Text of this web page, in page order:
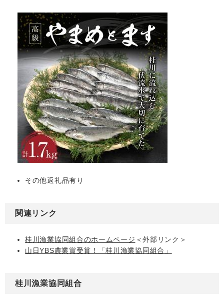
その他返礼品有り
関連リンク
桂川漁業協同組合のホームページ ＜外部リンク＞
山日YBS農業賞受賞！「桂川漁業協同組合」
桂川漁業協同組合